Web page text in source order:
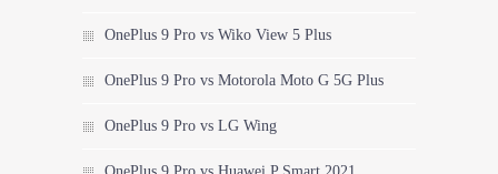
OnePlus 9 Pro vs Wiko View 5 Plus
OnePlus 9 Pro vs Motorola Moto G 5G Plus
OnePlus 9 Pro vs LG Wing